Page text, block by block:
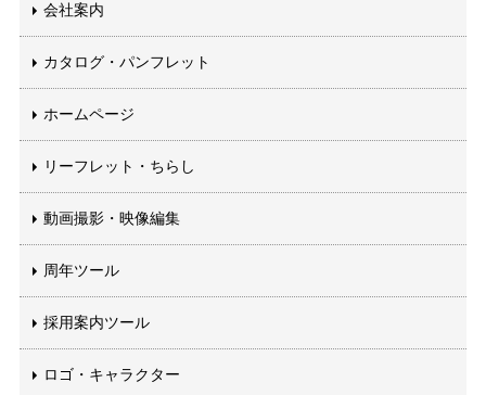
会社案内
カタログ・パンフレット
ホームページ
リーフレット・ちらし
動画撮影・映像編集
周年ツール
採用案内ツール
ロゴ・キャラクター